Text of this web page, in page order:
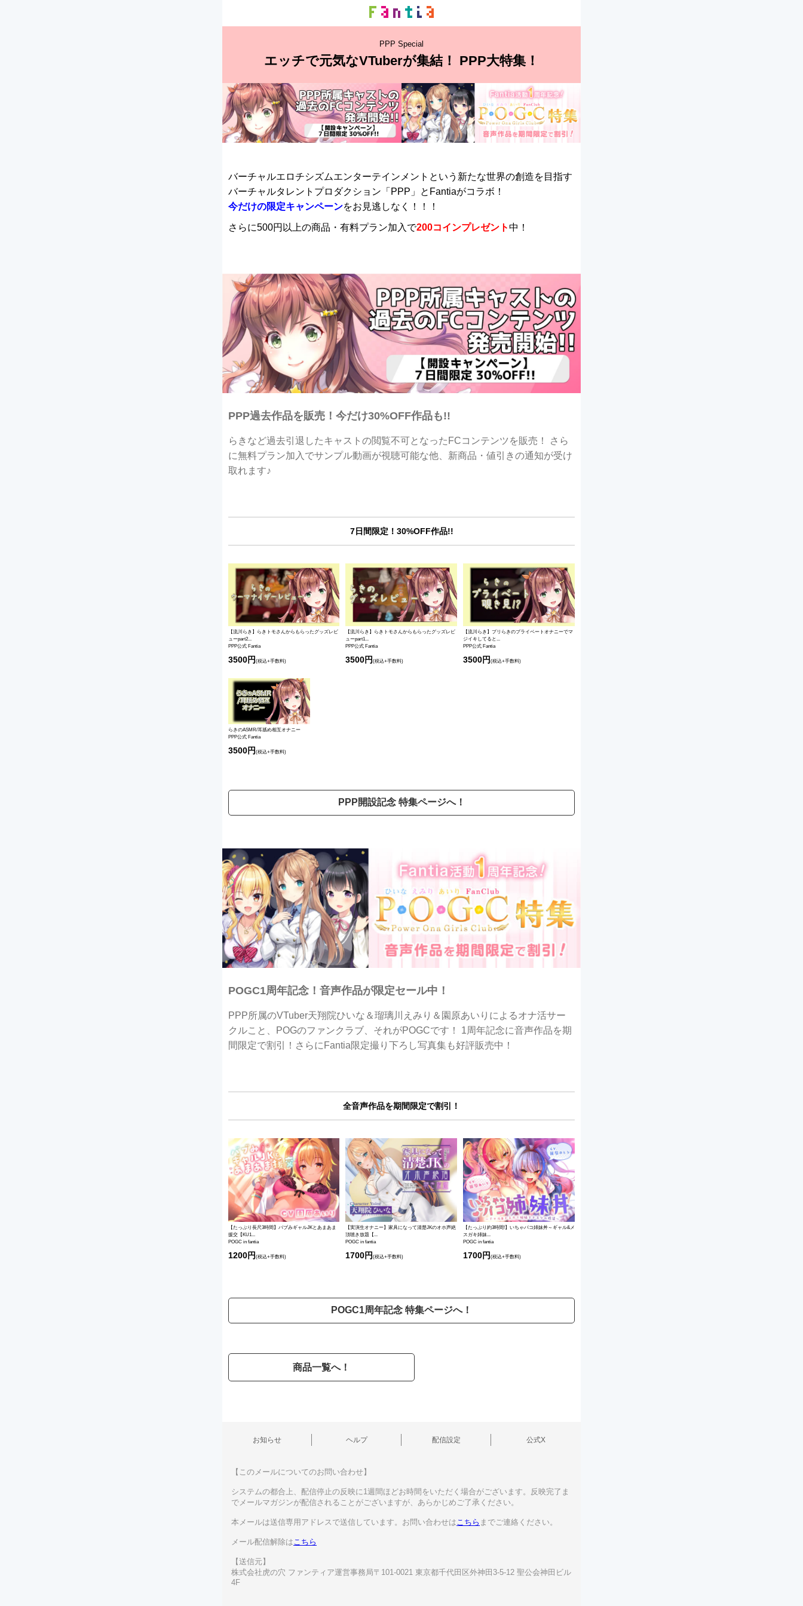
PPP Special
エッチで元気なVTuberが集結！ PPP大特集！
バーチャルエロチシズムエンターテインメントという新たな世界の創造を目指す
バーチャルタレントプロダクション「PPP」とFantiaがコラボ！
今だけの限定キャンペーンをお見逃しなく！！！
さらに500円以上の商品・有料プラン加入で200コインプレゼント中！
PPP過去作品を販売！今だけ30%OFF作品も!!
らきなど過去引退したキャストの閲覧不可となったFCコンテンツを販売！ さら
に無料プラン加入でサンプル動画が視聴可能な他、新商品・値引きの通知が受け
取れます♪
7日間限定！30%OFF作品!!
【流川らき】らきトモさんからもらったグッズレビ
ューpart2...
PPP公式 Fantia
3500円 (税込+手数料)
【流川らき】らきトモさんからもらったグッズレビ
ューpart1...
PPP公式 Fantia
3500円 (税込+手数料)
【流川らき】プリらきのプライベートオナニーでマ
ジイキしてると...
PPP公式 Fantia
3500円 (税込+手数料)
らきのASMR/耳舐め相互オナニー
PPP公式 Fantia
3500円 (税込+手数料)
PPP開設記念 特集ページへ！
POGC1周年記念！音声作品が限定セール中！
PPP所属のVTuber天翔院ひいな＆瑠璃川えみり＆園原あいりによるオナ活サー
クルこと、POGのファンクラブ、それがPOGCです！ 1周年記念に音声作品を期
間限定で割引！さらにFantia限定撮り下ろし写真集も好評販売中！
全音声作品を期間限定で割引！
【たっぷり長尺3時間】バブみギャルJKとあまあま
援交【KU1...
POGC in fantia
1200円(税込+手数料)
【実演生オナニー】家具になって清楚JKのオホ声絶
頂聴き放題【...
POGC in fantia
1700円 (税込+手数料)
【たっぷり約3時間!】いちゃパコ姉妹丼～ギャル&メ
スガキ姉妹...
POGC in fantia
1700円 (税込+手数料)
POGC1周年記念 特集ページへ！
商品一覧へ！
お知らせ ヘルプ 配信設定 公式X
【このメールについてのお問い合わせ】
システムの都合上、配信停止の反映に1週間ほどお時間をいただく場合がございます。反映完了ま
でメールマガジンが配信されることがございますが、あらかじめご了承ください。
本メールは送信専用アドレスで送信しています。お問い合わせはこちら までご連絡ください。
メール配信解除はこちら
【送信元】
株式会社虎の穴 ファンティア運営事務局〒101-0021 東京都千代田区外神田3-5-12 聖公会神田ビル
4F